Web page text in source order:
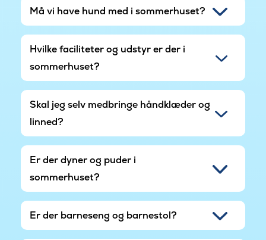
Må vi have hund med i sommerhuset?
Hvilke faciliteter og udstyr er der i
sommerhuset?
Skal jeg selv medbringe håndklæder og
linned?
Er der dyner og puder i
sommerhuset?
Er der barneseng og barnestol?